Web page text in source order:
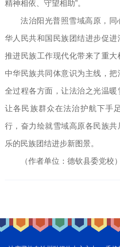
精神相依、守望相助”。
法治阳光普照雪域高原，
华人民共和国民族团结进步促
推进民族工作现代化带来了重
中华民族共同体意识为主线，
全过程各方面，让法治之光温暖
让各民族群众在法治护航下手
行，奋力绘就雪域高原各民族
乐的民族团结进步新图景。
（作者单位：德钦县委党校）